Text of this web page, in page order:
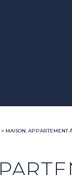
> MAISON, APPARTEMENT